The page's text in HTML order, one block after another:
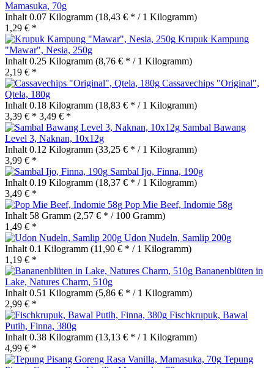
Mamasuka, 70g
Inhalt 0.07 Kilogramm (18,43 € * / 1 Kilogramm)
1,29 € *
Krupuk Kampung
"Mawar", Nesia, 250g
Inhalt 0.25 Kilogramm (8,76 € * / 1 Kilogramm)
2,19 € *
Cassavechips "Original",
Qtela, 180g
Inhalt 0.18 Kilogramm (18,83 € * / 1 Kilogramm)
3,39 € * 3,49 € *
Sambal Bawang
Level 3, Naknan, 10x12g
Inhalt 0.12 Kilogramm (33,25 € * / 1 Kilogramm)
3,99 € *
Sambal Ijo, Finna, 190g
Inhalt 0.19 Kilogramm (18,37 € * / 1 Kilogramm)
3,49 € *
Pop Mie Beef, Indomie 58g
Inhalt 58 Gramm (2,57 € * / 100 Gramm)
1,49 € *
Udon Nudeln, Samlip 200g
Inhalt 0.1 Kilogramm (11,90 € * / 1 Kilogramm)
1,19 € *
Bananenblüten in
Lake, Natures Charm, 510g
Inhalt 0.51 Kilogramm (5,86 € * / 1 Kilogramm)
2,99 € *
Fischkrupuk, Bawal
Putih, Finna, 380g
Inhalt 0.38 Kilogramm (13,13 € * / 1 Kilogramm)
4,99 € *
Tepung